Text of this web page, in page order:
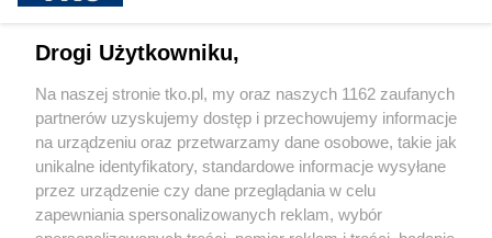
Jak rozpoznać, że soczewki kontaktowe są
Pokaż więcej
Drogi Użytkowniku,
Na naszej stronie tko.pl, my oraz naszych 1162 zaufanych
partnerów uzyskujemy dostęp i przechowujemy informacje
na urządzeniu oraz przetwarzamy dane osobowe, takie jak
unikalne identyfikatory, standardowe informacje wysyłane
przez urządzenie czy dane przeglądania w celu
zapewniania spersonalizowanych reklam, wybór